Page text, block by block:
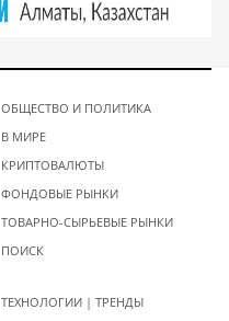
ОБЩЕСТВО И ПОЛИТИКА
В МИРЕ
КРИПТОВАЛЮТЫ
ФОНДОВЫЕ РЫНКИ
ТОВАРНО-СЫРЬЕВЫЕ РЫНКИ
ПОИСК
ТЕХНОЛОГИИ | ТРЕНДЫ